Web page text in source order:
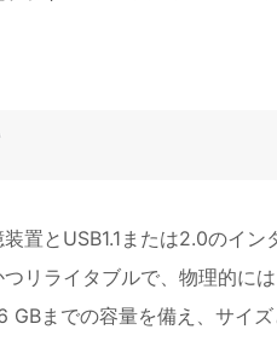
置とUSB1.1または2.0のイン
つ リライタブルで、物理的に
までの容量を備え、サイズ